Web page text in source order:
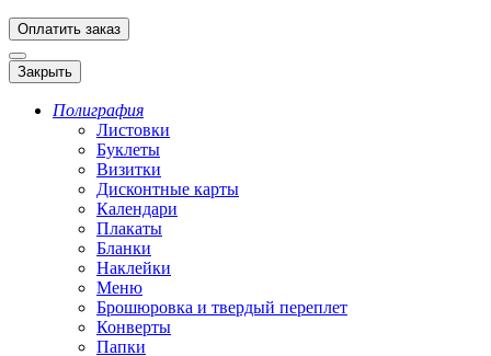
Оплатить заказ
Закрыть
Полиграфия
Листовки
Буклеты
Визитки
Дисконтные карты
Календари
Плакаты
Бланки
Наклейки
Меню
Брошюровка и твердый переплет
Конверты
Папки